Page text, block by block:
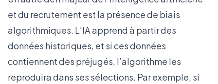
et du recrutement est la présence de biais
algorithmiques. L’IA apprend à partir des
données historiques, et si ces données
contiennent des préjugés, l’algorithme les
reproduira dans ses sélections. Par exemple, si